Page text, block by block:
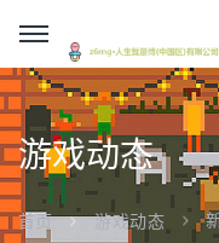
游戏动态
首页 游戏动态